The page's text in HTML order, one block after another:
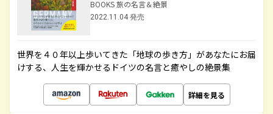
BOOKS 旅の名言＆絶景
2022.11.04 発売
世界を４０年以上歩いてきた「地球の歩き方」があなたにお届
けする、人生を輝かせるドイツの名言と癒やしの絶景集
詳細を見る